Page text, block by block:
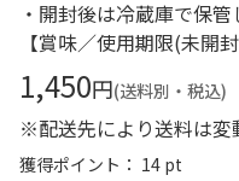
・開封後は冷蔵庫で保
【賞味／使用期限(未開
1,450円(送料別・税込)
※配送先により送料は変
獲得ポイント： 14 pt